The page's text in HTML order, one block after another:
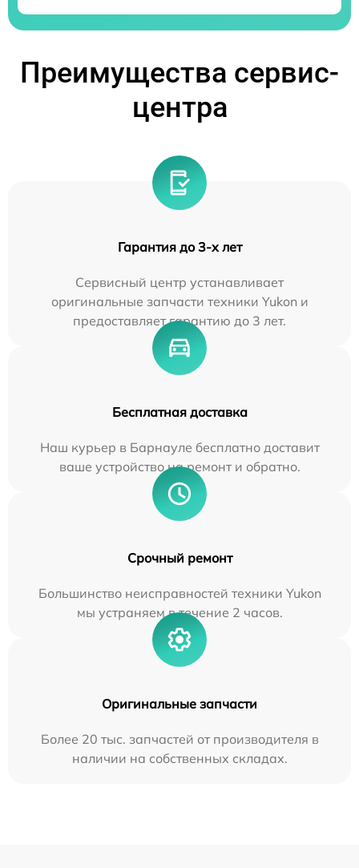
Преимущества сервис-
центра
Гарантия до 3-х лет
Сервисный центр устанавливает
оригинальные запчасти техники Yukon и
предоставляет гарантию до 3 лет.
Бесплатная доставка
Наш курьер в Барнауле бесплатно доставит
ваше устройство на ремонт и обратно.
Срочный ремонт
Большинство неисправностей техники Yukon
мы устраняем в течение 2 часов.
Оригинальные запчасти
Более 20 тыс. запчастей от производителя в
наличии на собственных складах.